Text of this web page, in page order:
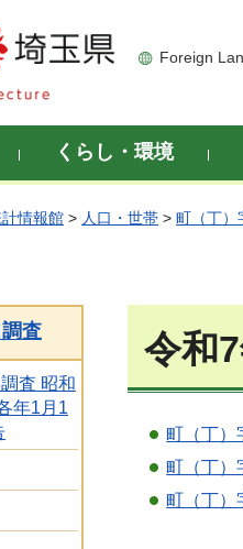
Foreign
くらし・環境
情報館 > 人口・世帯 > 町（丁）
査
査 昭和
年1月1
令和
町（丁）
町（丁）
町（丁）